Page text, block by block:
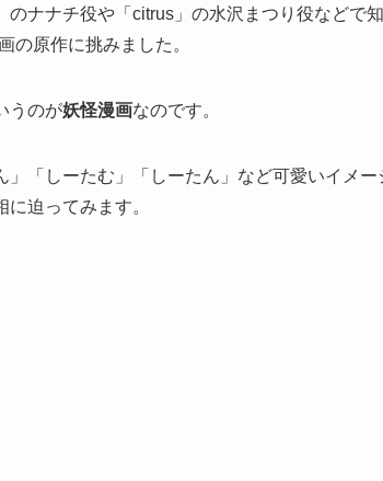
のナナチ役や「citrus」の水沢まつり役などで
の原作に挑みました。
うのが妖怪漫画なのです。
」「しーたむ」「しーたん」など可愛いイメ
迫ってみます。